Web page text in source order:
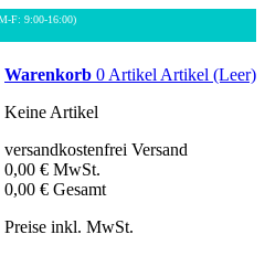
F: 9:00-16:00)
Warenkorb 0 Artikel Artikel (Leer)
Keine Artikel
versandkostenfrei Versand
0,00 € MwSt.
0,00 € Gesamt
Preise inkl. MwSt.